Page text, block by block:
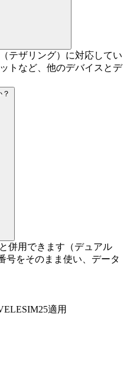
テザリング）に対応してい
トなど、他のデバイスとデ
併用できます（デュアル
号をそのまま使い、データ
適用